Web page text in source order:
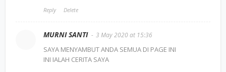
Reply Delete
MURNI SANTI 3 May 2020 at 15:36
SAYA MENYAMBUT ANDA SEMUA DI PAGE INI
INI IALAH CERITA SAYA